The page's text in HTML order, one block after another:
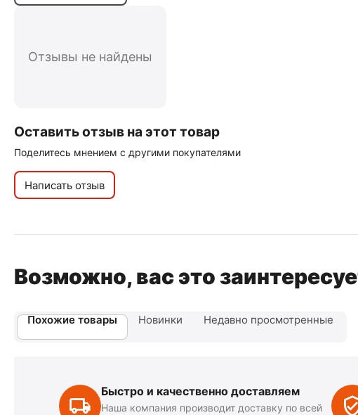
Отзывы не найдены
Оставить отзыв на этот товар
Поделитесь мнением с другими покупателями
Написать отзыв
Возможно, вас это
Похожие товары Новинки Недавно просмотренные
Быстро и качественно доставляем
Наша компания производит доставку по всей